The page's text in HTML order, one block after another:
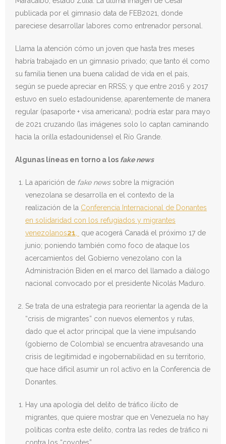
publicada por el gimnasio data de FEB2021, donde
pareciese desarrollar labores como entrenador personal.
Llama la atención cómo un joven que hasta tres meses
habría trabajado en un gimnasio privado; que tanto él como
su familia tienen una buena calidad de vida en el país,
según se puede apreciar en RRSS; y que entre 2016 y 2017
estuvo en suelo estadounidense, aparentemente de manera
regular (pasaporte + visa americana); podría estar para mayo
de 2021 cruzando (las imágenes solo lo captan caminando
hacia la orilla estadounidense) el Río Grande.
Algunas líneas en torno a los fake news
La aparición de fake newssobre la migración
venezolana se desarrolla en el contexto de la
realización de la Conferencia Internacional de Donantes
en solidaridad con los refugiados y migrantes
venezolanos21,
que acogerá Canadá el próximo 17 de
junio; poniendo también como foco de ataque los
acercamientos del Gobierno venezolano con la
Administración Biden en el marco del llamado a diálogo
nacional convocado por el presidente Nicolás Maduro.
Se trata de una estrategia para reorientar la agenda de la
“crisis de migrantes” con nuevos elementos y rutas,
dado que el actor principal que la viene impulsando
(gobierno de Colombia) se encuentra atravesando una
crisis de legitimidad e ingobernabilidad en su territorio,
que hace difícil asumir un rol activo en la Conferencia de
Donantes.
Hay una apología del delito de tráfico ilícito de
migrantes, que quiere mostrar que en Venezuela no hay
políticas contra este delito, contra las redes de tráfico ni